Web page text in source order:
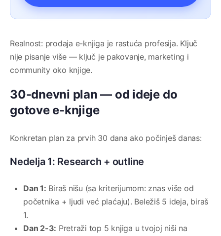
Realnost: prodaja e-knjiga je rastuća profesija. Ključ
nije pisanje više — ključ je pakovanje, marketing i
community oko knjige.
30-dnevni plan — od ideje do
gotove e-knjige
Konkretan plan za prvih 30 dana ako počinješ danas:
Nedelja 1: Research + outline
Dan 1: Biraš nišu (sa kriterijumom: znas više od
početnika + ljudi već plaćaju). Beležiš 5 ideja, biraš
1.
Dan 2-3: Pretraži top 5 knjiga u tvojoj niši na